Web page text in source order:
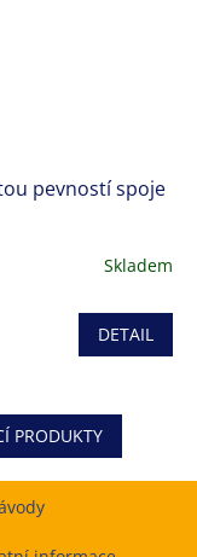
pevností spoje
Skladem
DETAIL
PRODUKTY